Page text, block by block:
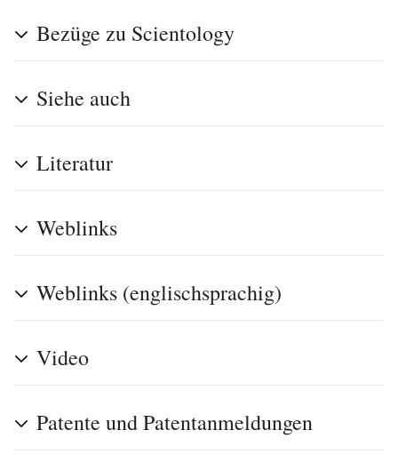
Bezüge zu Scientology
Siehe auch
Literatur
Weblinks
Weblinks (englischsprachig)
Video
Patente und Patentanmeldungen